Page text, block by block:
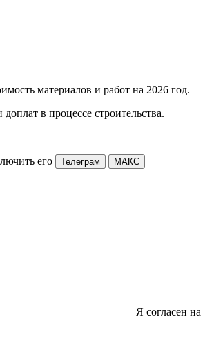
материалов и работ на 2026 год.
в процессе строительства.
его Телеграм МАКС
Я согласен на